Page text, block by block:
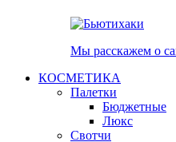
Мы расскажем о
КОСМЕТИКА
Палетки
Бюджетные
Люкс
Свотчи